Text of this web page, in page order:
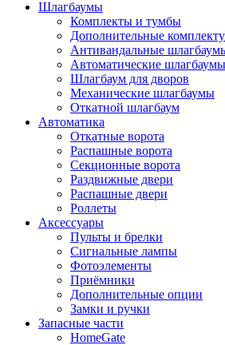
Шлагбаумы
Комплекты и тумбы
Дополнительные
Антивандальные
Автоматические шлагбаумы
Шлагбаум для дворов
Механические шлагбаумы
Откатной шлагбаум
Автоматика
Откатные ворота
Распашные ворота
Секционные ворота
Раздвижные двери
Распашные двери
Роллеты
Аксессуары
Пульты и брелки
Сигнальные лампы
Фотоэлементы
Приёмники
Дополнительные опции
Замки и ручки
Запасные части
HomeGate